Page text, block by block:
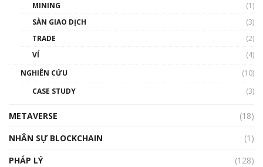
thống & Crypto qua các cuộc chiến | Phổ cập
01:32:59
MINING
(1)
SÀN GIAO DỊCH
(3)
TRADE
(2)
VÍ
(4)
NGHIÊN CỨU
(10)
CASE STUDY
(3)
METAVERSE
(18)
NHÂN SỰ BLOCKCHAIN
(1)
PHÁP LÝ
(128)